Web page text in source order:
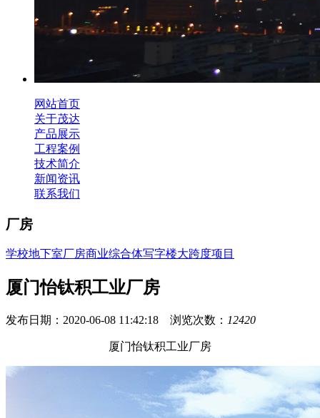
网站首页
关于茂达
产品展示
工程案例
技术简介
新闻资讯
联系我们
厂房
学校地下室厂房商业综合体写字楼大跨度项目
厦门怡钛积工业厂房
发布日期：2020-06-08 11:42:18 浏览次数： 12420
厦门怡钛积工业厂房